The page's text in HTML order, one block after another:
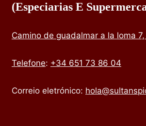
(especiarias E
Camino de guadalmar a la loma
Telefone: +34 651 73 86 04
Correio eletrónico: